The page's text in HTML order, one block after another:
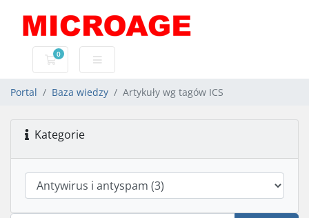
0
Koszyk usług
Portal Baza wiedzy Artykuły wg tagów ICS
Kategorie